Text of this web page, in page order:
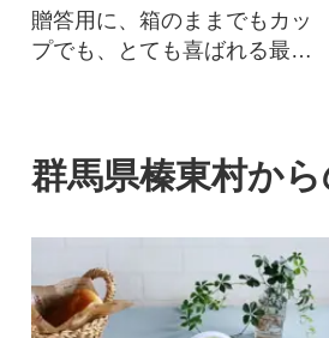
贈答用に、箱のままでもカッ
プでも、とても喜ばれる最適
群馬県榛東村か